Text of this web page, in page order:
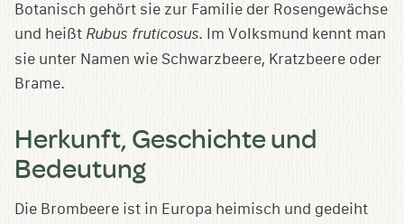
Botanisch gehört sie zur Familie der Rosengewächse
und heißt Rubus fruticosus. Im Volksmund kennt man
sie unter Namen wie Schwarzbeere, Kratzbeere oder
Brame.
Herkunft, Geschichte und
Bedeutung
Die Brombeere ist in Europa heimisch und gedeiht